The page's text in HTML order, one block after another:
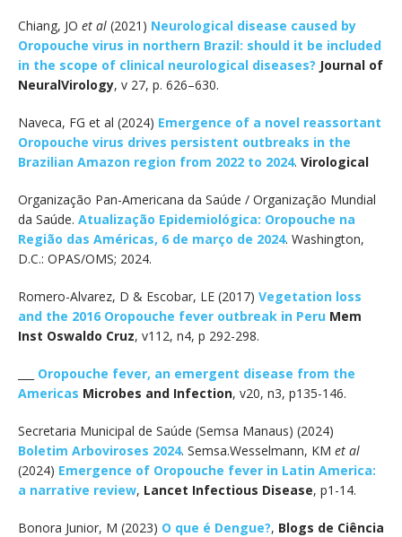
Chiang, JO et al (2021) Neurological disease caused by
Oropouche virus in northern Brazil: should it be included
in the scope of clinical neurological diseases? Journal of
NeuralVirology, v 27, p. 626–630.
Naveca, FG et al (2024) Emergence of a novel reassortant
Oropouche virus drives persistent outbreaks in the
Brazilian Amazon region from 2022 to 2024. Virological
Organização Pan-Americana da Saúde / Organização Mundial
da Saúde. Atualização Epidemiológica: Oropouche na
Região das Américas, 6 de março de 2024. Washington,
D.C.: OPAS/OMS; 2024.
Romero-Alvarez, D & Escobar, LE (2017) Vegetation loss
and the 2016 Oropouche fever outbreak in Peru Mem
Inst Oswaldo Cruz, v112, n4, p 292-298.
Oropouche fever, an emergent disease from the
Americas Microbes and Infection, v20, n3, p135-146.
Secretaria Municipal de Saúde (Semsa Manaus) (2024)
Boletim Arboviroses 2024. Semsa.Wesselmann, KM et al
(2024) Emergence of Oropouche fever in Latin America:
a narrative review, Lancet Infectious Disease, p1-14.
Bonora Junior, M (2023) O que é Dengue?, Blogs de Ciência